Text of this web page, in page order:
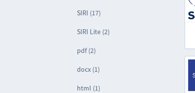
SIRI (17)
SIRI Lite (2)
pdf (2)
docx (1)
html (1)